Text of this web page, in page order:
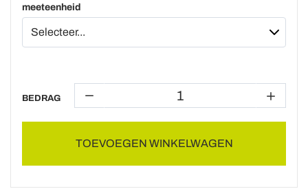
meeteenheid
BEDRAG
TOEVOEGEN WINKELWAGEN